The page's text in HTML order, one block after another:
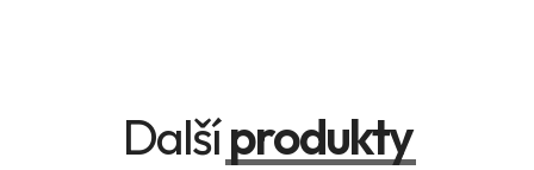
Dalšíprodukty